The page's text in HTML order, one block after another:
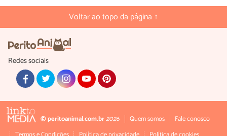
Voltar ao topo da página ↑
Redes sociais
© peritoanimal.com.br2026 Quem somos
Fale conosco